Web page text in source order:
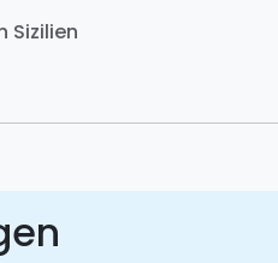
Sizilien